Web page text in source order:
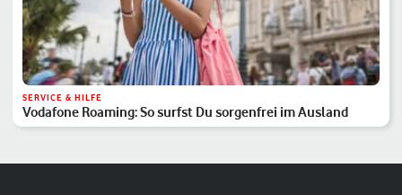
SERVICE & HILFE
Vodafone Roaming: So surfst Du sorgenfrei im Ausland